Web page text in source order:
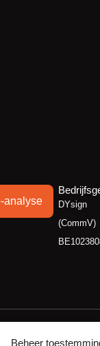
Beheer
analyse
DYsign
(CommV)